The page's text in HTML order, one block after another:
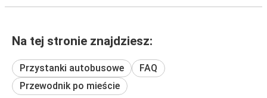
Na tej stronie znajdziesz:
Przystanki autobusowe
FAQ
Przewodnik po mieście